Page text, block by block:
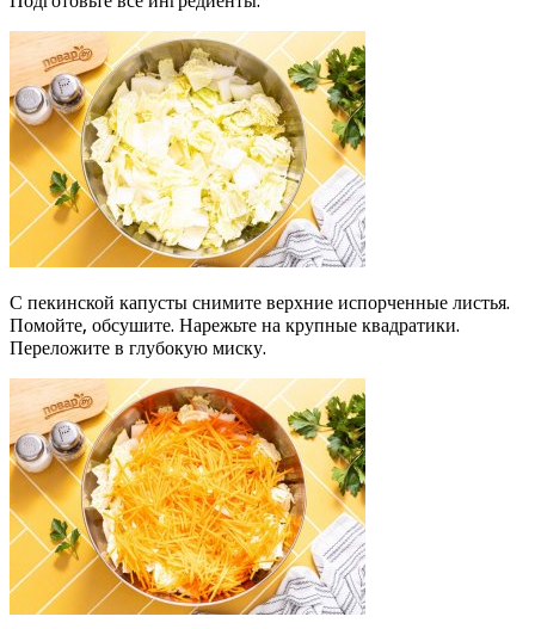
С пекинской капусты снимите верхние испорченные листья.
Помойте, обсушите. Нарежьте на крупные квадратики.
Переложите в глубокую миску.